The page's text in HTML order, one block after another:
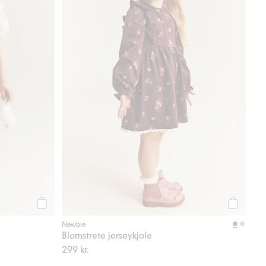
Newbie
Blomstrete jerseykjole
299 kr.